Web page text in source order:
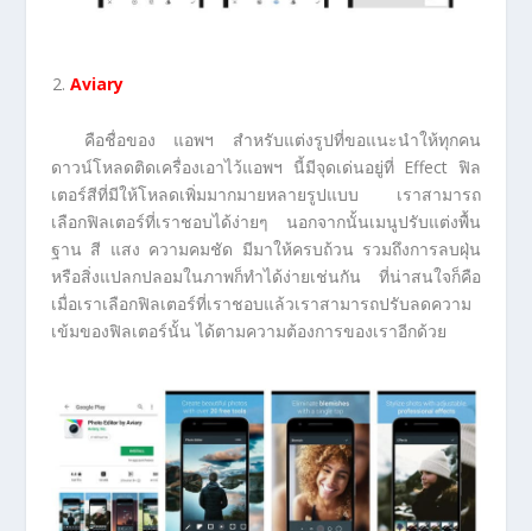
Aviary
คือชื่อของ แอพฯ สำหรับแต่งรูปที่ขอแนะนำให้ทุกคน
ดาวน์โหลดติดเครื่องเอาไว้แอพฯ นี้มีจุดเด่นอยู่ที่ Effect ฟิล
เตอร์สีที่มีให้โหลดเพิ่มมากมายหลายรูปแบบ เราสามารถ
เลือกฟิลเตอร์ที่เราชอบได้ง่ายๆ นอกจากนั้นเมนูปรับแต่งพื้น
ฐาน สี แสง ความคมชัด มีมาให้ครบถ้วน รวมถึงการลบฝุ่น
หรือสิ่งแปลกปลอมในภาพก็ทำได้ง่ายเช่นกัน ที่น่าสนใจก็คือ
เมื่อเราเลือกฟิลเตอร์ที่เราชอบแล้วเราสามารถปรับลดความ
เข้มของฟิลเตอร์นั้น ได้ตามความต้องการของเราอีกด้วย